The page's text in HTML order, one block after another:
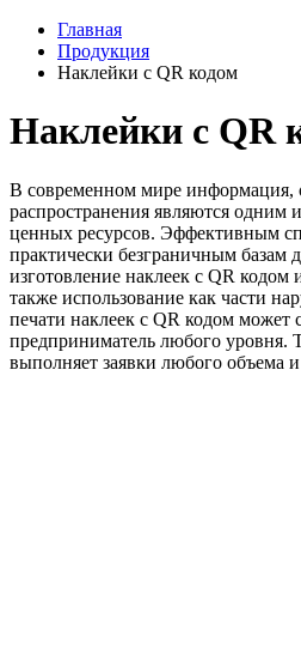
Главная
Продукция
Наклейки с QR кодом
Наклейки с QR
В современном мире информация,
распространения являются одним
ценных ресурсов. Эффективным
практически безграничным базам
изготовление наклеек с QR кодом
также использование как части
печати наклеек с QR кодом может
предприниматель любого уровня.
выполняет заявки любого объема